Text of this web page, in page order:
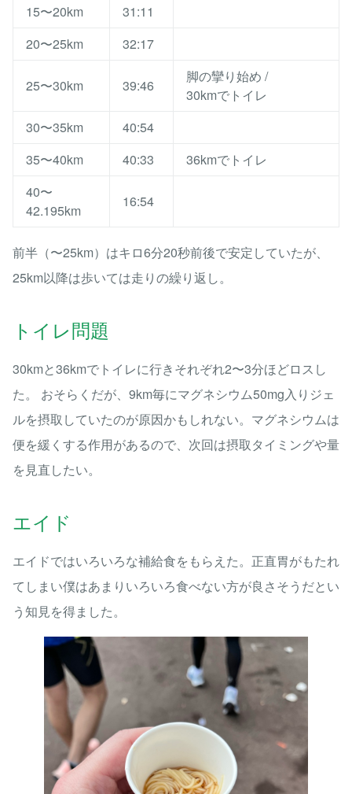
15〜20km
31:11
20〜25km
32:17
25〜30km 39:46
脚の攣り始め /
30kmでトイレ
30〜35km
40:54
35〜40km
40:33
36kmでトイレ
40〜
42.195km
16:54
前半（〜25km）はキロ6分20秒前後で安定していたが、
25km以降は歩いては走りの繰り返し。
トイレ問題
30kmと36kmでトイレに行きそれぞれ2〜3分ほどロスし
た。 おそらくだが、9km毎にマグネシウム50mg入りジェ
ルを摂取していたのが原因かもしれない。マグネシウムは
便を緩くする作用があるので、次回は摂取タイミングや量
を見直したい。
エイド
エイドではいろいろな補給食をもらえた。正直胃がもたれ
てしまい僕はあまりいろいろ食べない方が良さそうだとい
う知見を得ました。